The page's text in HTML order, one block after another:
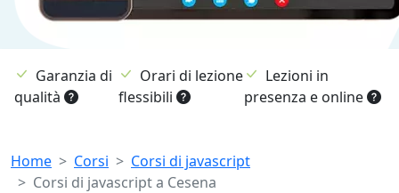
Garanzia di
qualità
Orari di lezione
flessibili
Lezioni in
presenza e online
Breadcrumb
Home Corsi
Corsi di javascript
Corsi di javascript a Cesena